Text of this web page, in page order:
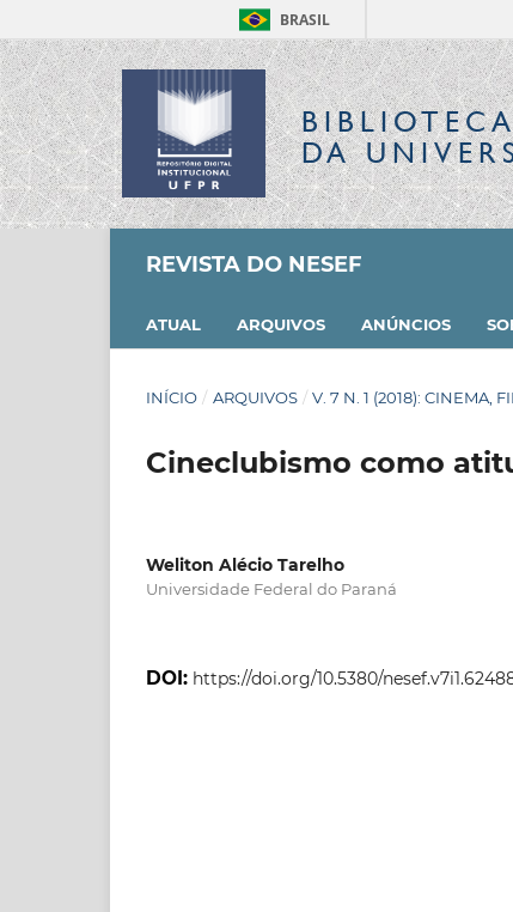
BRASIL
DA
REVISTA DO NESEF
ATUAL ARQUIVOS ANÚNCIOS
INÍCIO / ARQUIVOS / V. 7 N. 1 (2018): CINEMA,
Cineclubismo como
Weliton Alécio Tarelho
Universidade Federal do Paraná
DOI: https://doi.org/10.5380/